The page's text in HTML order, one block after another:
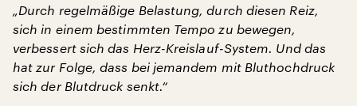
„Durch regelmäßige Belastung, durch diesen Reiz,
sich in einem bestimmten Tempo zu bewegen,
verbessert sich das Herz-Kreislauf-System. Und das
hat zur Folge, dass bei jemandem mit Bluthochdruck
sich der Blutdruck senkt.“